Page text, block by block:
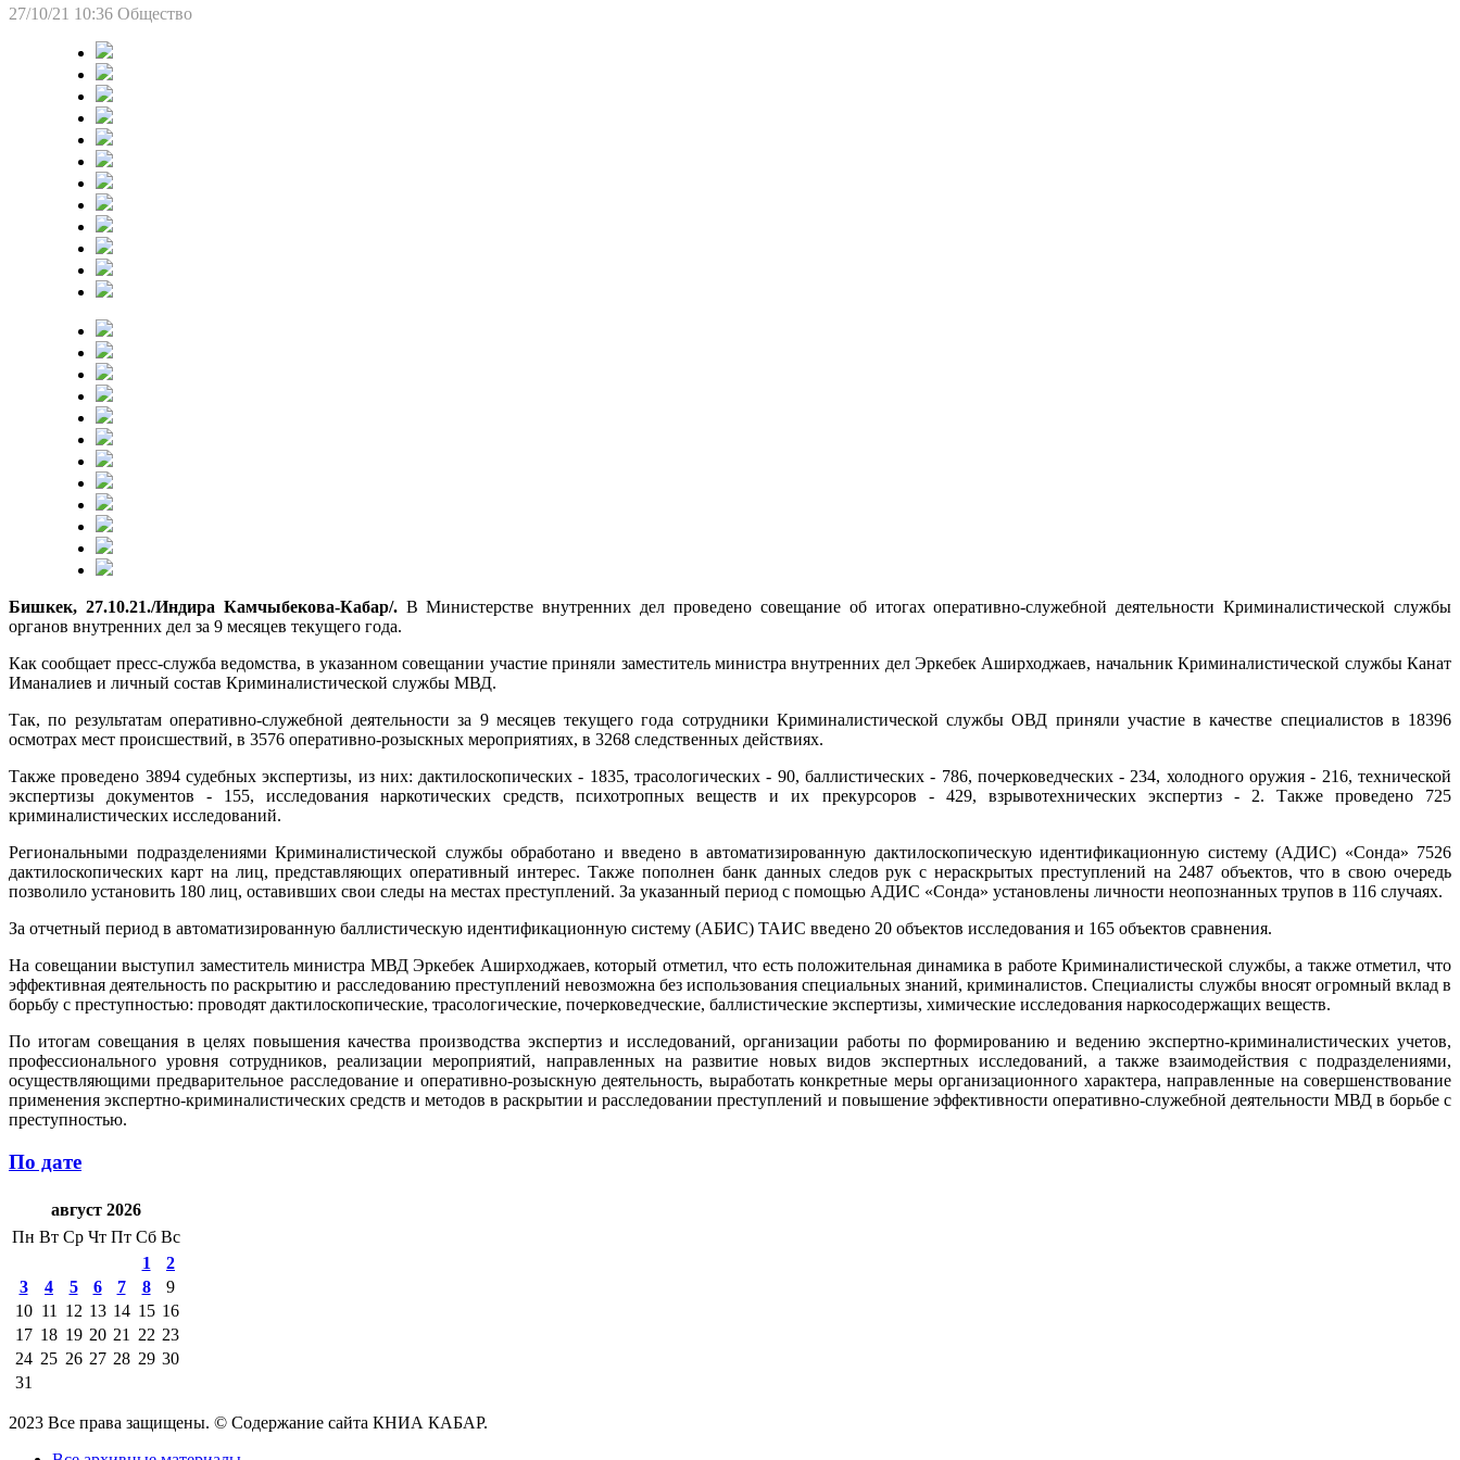
27/10/21 10:36 Общество
Бишкек, 27.10.21./Индира Камчыбекова-Кабар/.В Министерстве внутренних дел проведено совещание об итогах оперативно-служебной деятельности Криминалистической службы
органов внутренних дел за 9 месяцев текущего года.
Как сообщает пресс-служба ведомства, в указанном совещании участие приняли заместитель министра внутренних дел Эркебек Аширходжаев, начальник Криминалистической службы Канат
Иманалиев и личный состав Криминалистической службы МВД.
Так, по результатам оперативно-служебной деятельности за 9 месяцев текущего года сотрудники Криминалистической службы ОВД приняли участие в качестве специалистов в 18396
осмотрах мест происшествий, в 3576 оперативно-розыскных мероприятиях, в 3268 следственных действиях.
Также проведено 3894 судебных экспертизы, из них: дактилоскопических - 1835, трасологических - 90, баллистических - 786, почерковедческих - 234, холодного оружия - 216, технической
экспертизы документов - 155, исследования наркотических средств, психотропных веществ и их прекурсоров - 429, взрывотехнических экспертиз - 2. Также проведено 725
криминалистических исследований.
Региональными подразделениями Криминалистической службы обработано и введено в автоматизированную дактилоскопическую идентификационную систему (АДИС) «Сонда» 7526
дактилоскопических карт на лиц, представляющих оперативный интерес. Также пополнен банк данных следов рук с нераскрытых преступлений на 2487 объектов, что в свою очередь
позволило установить 180 лиц, оставивших свои следы на местах преступлений. За указанный период с помощью АДИС «Сонда» установлены личности неопознанных трупов в 116 случаях.
За отчетный период в автоматизированную баллистическую идентификационную систему (АБИС) ТАИС введено 20 объектов исследования и 165 объектов сравнения.
На совещании выступил заместитель министра МВД Эркебек Аширходжаев, который отметил, что есть положительная динамика в работе Криминалистической службы, а также отметил, что
эффективная деятельность по раскрытию и расследованию преступлений невозможна без использования специальных знаний, криминалистов. Специалисты службы вносят огромный вклад в
борьбу с преступностью: проводят дактилоскопические, трасологические, почерковедческие, баллистические экспертизы, химические исследования наркосодержащих веществ.
По итогам совещания в целях повышения качества производства экспертиз и исследований, организации работы по формированию и ведению экспертно-криминалистических учетов,
профессионального уровня сотрудников, реализации мероприятий, направленных на развитие новых видов экспертных исследований, а также взаимодействия с подразделениями,
осуществляющими предварительное расследование и оперативно-розыскную деятельность, выработать конкретные меры организационного характера, направленные на совершенствование
применения экспертно-криминалистических средств и методов в раскрытии и расследовании преступлений и повышение эффективности оперативно-служебной деятельности МВД в борьбе с
преступностью.
По дате
август 2026
Пн Вт Ср Чт Пт Сб Вс
1
2
3
4 5 6 7 8
9
10 11 12 13 14 15 16
17 18 19 20 21 22 23
24 25 26 27 28 29 30
31
2023 Все права защищены. © Содержание сайта КНИА КАБАР.